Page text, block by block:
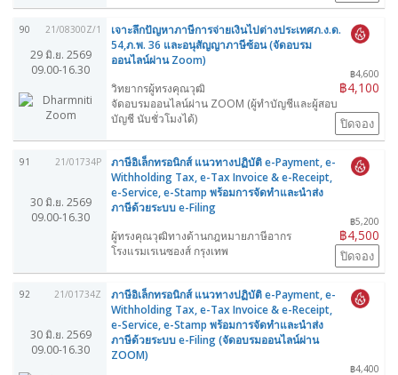
90 21/08300Z/1
29 มิ.ย. 2569
09.00-16.30
เจาะลึกปัญหาภาษีการจ่ายเงินไปต่างประเทศภ.ง.ด.
54,ภ.พ. 36 และอนุสัญญาภาษีซ้อน (จัดอบรม
ออนไลน์ผ่าน Zoom)
฿4,600
฿4,100
วิทยากรผู้ทรงคุณวุฒิ
จัดอบรมออนไลน์ผ่าน ZOOM (ผู้ทำบัญชีและผู้สอบ
บัญชี นับชั่วโมงได้)
ปิดจอง
91 21/01734P
30 มิ.ย. 2569
09.00-16.30
ภาษีอิเล็กทรอนิกส์ แนวทางปฏิบัติ e-Payment, e-
Withholding Tax, e-Tax Invoice & e-Receipt,
e-Service, e-Stamp พร้อมการจัดทำและนำส่ง
ภาษีด้วยระบบ e-Filing
฿5,200
฿4,500
ผู้ทรงคุณวุฒิทางด้านกฎหมายภาษีอากร
โรงแรมเรเนซองส์ กรุงเทพ
ปิดจอง
92 21/01734Z
30 มิ.ย. 2569
09.00-16.30
ภาษีอิเล็กทรอนิกส์ แนวทางปฏิบัติ e-Payment, e-
Withholding Tax, e-Tax Invoice & e-Receipt,
e-Service, e-Stamp พร้อมการจัดทำและนำส่ง
ภาษีด้วยระบบ e-Filing (จัดอบรมออนไลน์ผ่าน
ZOOM)
฿4,400